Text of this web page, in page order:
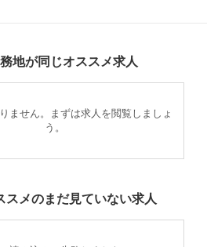
地が同じオススメ求人
ません。まずは求人を閲覧しましょ
う。
スメのまだ見ていない求人